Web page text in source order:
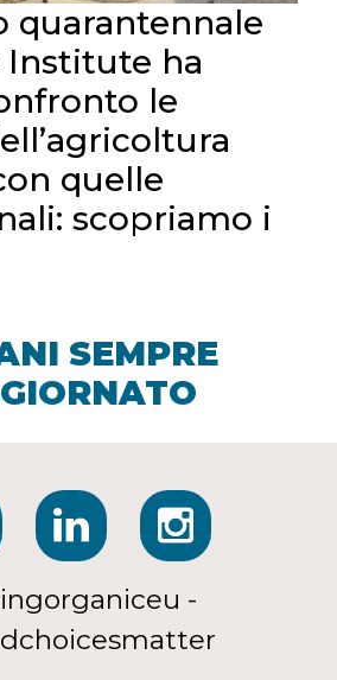
quarantennale
Institute ha
le
quelle
scopriamo i
SEMPRE
-